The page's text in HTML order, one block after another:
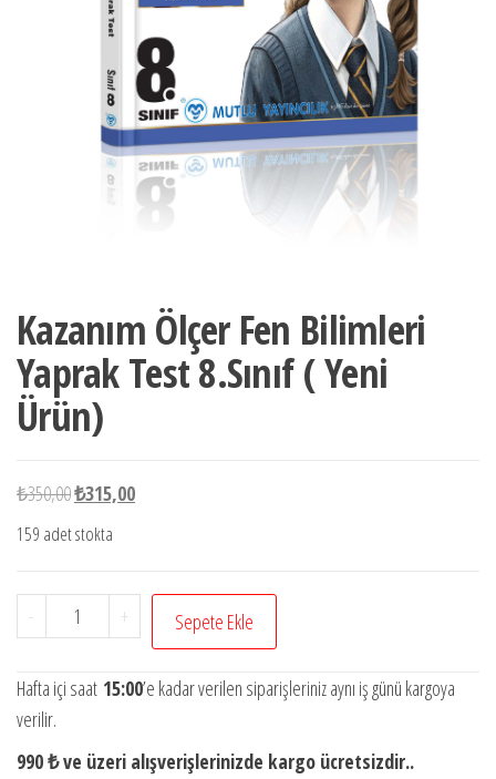
Kazanım Ölçer Fen Bilimleri
Yaprak Test 8.Sınıf ( Yeni
Ürün)
₺350,00Orijinal
fiyat:
₺315,00Şu
159 adet stokta
-
Kazanım
Ölçer
Bilimleri
Yaprak
Test
+ Sepete Ekle
Hafta içi saat 15:00’e kadar verilen siparişleriniz aynı iş günü kargoya
verilir.
990 ₺ ve üzeri alışverişlerinizde kargo ücretsizdir..